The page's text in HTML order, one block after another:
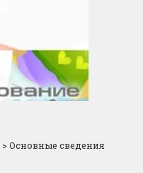
>Основные сведения